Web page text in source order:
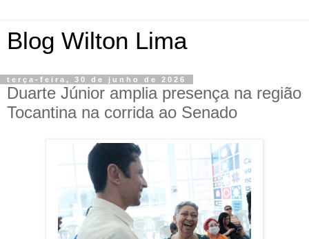
Blog Wilton Lima
terça-feira, 30 de junho de 2026
Duarte Júnior amplia presença na região
Tocantina na corrida ao Senado